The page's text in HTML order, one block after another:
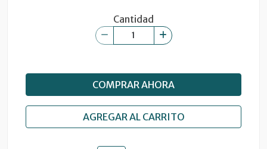
Cantidad
COMPRAR AHORA
AGREGAR AL CARRITO